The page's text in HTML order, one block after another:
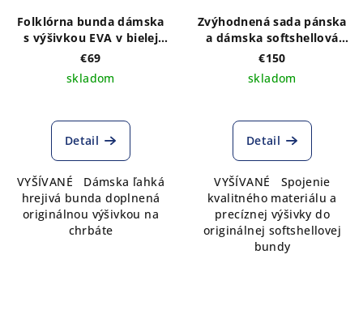
Folklórna bunda dámska
s výšivkou EVA v bielej
farbe - výber farby bundy
€69
skladom
Detail
VYŠÍVANÉ Dámska ľahká
hrejivá bunda doplnená
originálnou výšivkou na
chrbáte
Zvýhodnená sada pánska
a dámska softshellová
bunda s výšivkou na
možnosť výberu farby
€150
skladom
Detail
VYŠÍVANÉ Spojenie
kvalitného materiálu a
precíznej výšivky do
originálnej softshellovej
bundy